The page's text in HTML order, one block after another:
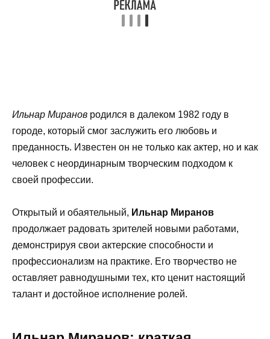
Ильнар Миранов родился в далеком 1982 году в
городе, который смог заслужить его любовь и
преданность. Известен он не только как актер, но и как
человек с неординарным творческим подходом к
своей профессии.
Открытый и обаятельный, Ильнар Миранов
продолжает радовать зрителей новыми работами,
демонстрируя свои актерские способности и
профессионализм на практике. Его творчество не
оставляет равнодушными тех, кто ценит настоящий
талант и достойное исполнение ролей.